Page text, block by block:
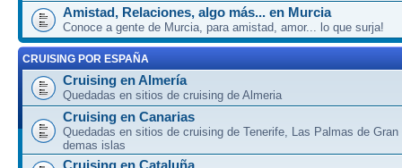
Amistad, Relaciones, algo más... en Murcia
Conoce a gente de Murcia, para amistad, amor... lo que surja!
CRUISING POR ESPAÑA
Cruising en Almería
Quedadas en sitios de cruising de Almeria
Cruising en Canarias
Quedadas en sitios de cruising de Tenerife, Las Palmas de Gran
demas islas
Cruising en Cataluña